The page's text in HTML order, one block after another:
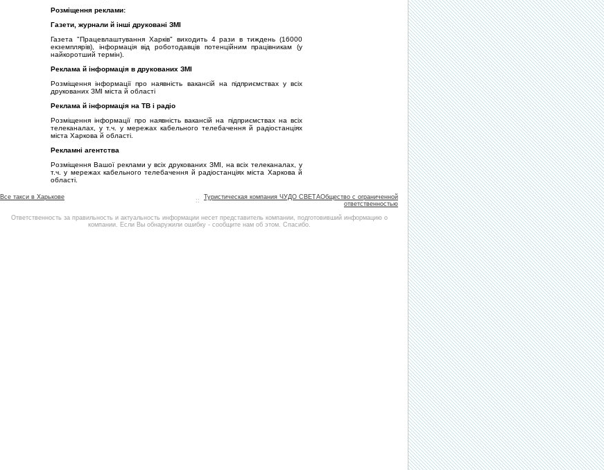
Розміщення реклами:
Газети, журнали й інші друковані ЗМІ
Газета "Працевлаштування Харків" виходить 4 рази в тиждень (16000
екземплярів), інформація від роботодавців потенційним працівникам (у
найкоротший термін).
Реклама й інформація в друкованих ЗМІ
Розміщення інформації про наявність вакансій на підприємствах у всіх
друкованих ЗМІ міста й області
Реклама й інформація на ТВ і радіо
Розміщення інформації про наявність вакансій на підприємствах на всіх
телеканалах, у т.ч. у мережах кабельного телебачення й радіостанціях
міста Харкова й області.
Рекламні агентства
Розміщення Вашої реклами у всіх друкованих ЗМІ, на всіх телеканалах, у
т.ч. у мережах кабельного телебачення й радіостанціях міста Харкова й
області.
Все такси в Харькове ::
Туристическая компания ЧУДО СВЕТАОбщество с ограниченной
ответственностью
Ответственность за правильность и актуальность информации несет представитель компании, подготовивший информацию о
компании. Если Вы обнаружили ошибку - сообщите нам об этом. Спасибо.